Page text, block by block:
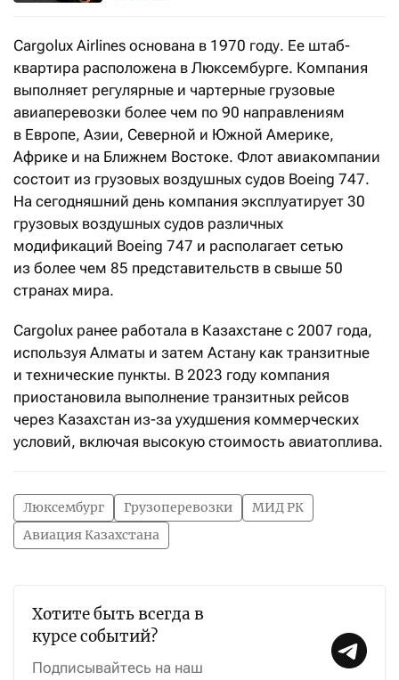
Cargolux Airlines основана в 1970 году. Ее штаб-
квартира расположена в Люксембурге. Компания
выполняет регулярные и чартерные грузовые
авиаперевозки более чем по 90 направлениям
в Европе, Азии, Северной и Южной Америке,
Африке и на Ближнем Востоке. Флот авиакомпании
состоит из грузовых воздушных судов Boeing 747.
На сегодняшний день компания эксплуатирует 30
грузовых воздушных судов различных
модификаций Boeing 747 и располагает сетью
из более чем 85 представительств в свыше 50
странах мира.
Cargolux ранее работала в Казахстане с 2007 года,
используя Алматы и затем Астану как транзитные
и технические пункты. В 2023 году компания
приостановила выполнение транзитных рейсов
через Казахстан из-за ухудшения коммерческих
условий, включая высокую стоимость авиатоплива.
Люксембург Грузоперевозки
МИД РК
Авиация Казахстана
Хотите быть всегда в
курсе событий?
Подписывайтесь на наш